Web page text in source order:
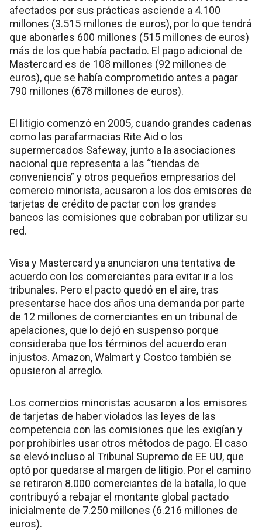
afectados por sus prácticas asciende a 4.100
millones (3.515 millones de euros), por lo que tendrá
que abonarles 600 millones (515 millones de euros)
más de los que había pactado. El pago adicional de
Mastercard es de 108 millones (92 millones de
euros), que se había comprometido antes a pagar
790 millones (678 millones de euros).
El litigio comenzó en 2005, cuando grandes cadenas
como las parafarmacias Rite Aid o los
supermercados Safeway, junto a la asociaciones
nacional que representa a las “tiendas de
conveniencia” y otros pequeños empresarios del
comercio minorista, acusaron a los dos emisores de
tarjetas de crédito de pactar con los grandes
bancos las comisiones que cobraban por utilizar su
red.
Visa y Mastercard ya anunciaron una tentativa de
acuerdo con los comerciantes para evitar ir a los
tribunales. Pero el pacto quedó en el aire, tras
presentarse hace dos años una demanda por parte
de 12 millones de comerciantes en un tribunal de
apelaciones, que lo dejó en suspenso porque
consideraba que los términos del acuerdo eran
injustos. Amazon, Walmart y Costco también se
opusieron al arreglo.
Los comercios minoristas acusaron a los emisores
de tarjetas de haber violados las leyes de las
competencia con las comisiones que les exigían y
por prohibirles usar otros métodos de pago. El caso
se elevó incluso al Tribunal Supremo de EE UU, que
optó por quedarse al margen de litigio. Por el camino
se retiraron 8.000 comerciantes de la batalla, lo que
contribuyó a rebajar el montante global pactado
inicialmente de 7.250 millones (6.216 millones de
euros).